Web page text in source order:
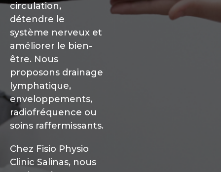
circulation,
détendre le
système nerveux et
améliorer le bien-
être. Nous
proposons drainage
lymphatique,
enveloppements,
radiofréquence ou
soins raffermissants.
Chez Fisio Physio
Clinic Salinas, nous